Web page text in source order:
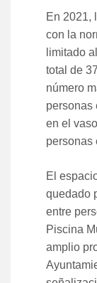
En 2021,
con la
limitado
total de
número
personas
en el
personas
El
quedado
entre
Piscina
amplio